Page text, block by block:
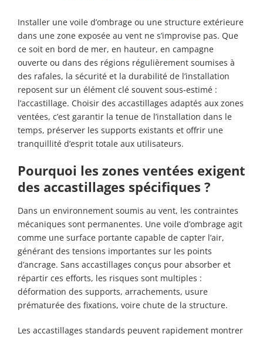
Installer une voile d’ombrage ou une structure extérieure
dans une zone exposée au vent ne s’improvise pas. Que
ce soit en bord de mer, en hauteur, en campagne
ouverte ou dans des régions régulièrement soumises à
des rafales, la sécurité et la durabilité de l’installation
reposent sur un élément clé souvent sous-estimé :
l’accastillage. Choisir des accastillages adaptés aux zones
ventées, c’est garantir la tenue de l’installation dans le
temps, préserver les supports existants et offrir une
tranquillité d’esprit totale aux utilisateurs.
Pourquoi les zones ventées exigent
des accastillages spécifiques ?
Dans un environnement soumis au vent, les contraintes
mécaniques sont permanentes. Une voile d’ombrage agit
comme une surface portante capable de capter l’air,
générant des tensions importantes sur les points
d’ancrage. Sans accastillages conçus pour absorber et
répartir ces efforts, les risques sont multiples :
déformation des supports, arrachements, usure
prématurée des fixations, voire chute de la structure.
Les accastillages standards peuvent rapidement montrer